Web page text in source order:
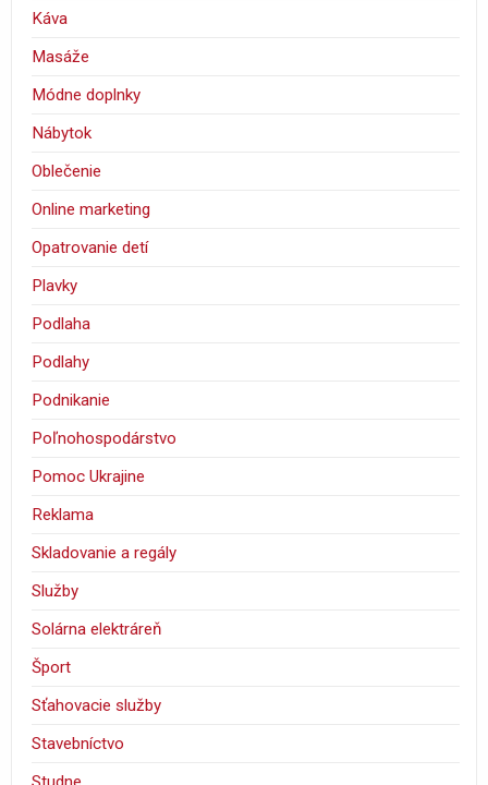
Káva
Masáže
Módne doplnky
Nábytok
Oblečenie
Online marketing
Opatrovanie detí
Plavky
Podlaha
Podlahy
Podnikanie
Poľnohospodárstvo
Pomoc Ukrajine
Reklama
Skladovanie a regály
Služby
Solárna elektráreň
Šport
Sťahovacie služby
Stavebníctvo